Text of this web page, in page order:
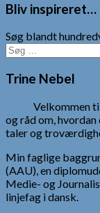
Bliv inspireret…
Søg blandt
Søg
efter:
Trine Nebel
Velkommen
og råd om,
taler og
Min faglige
(AAU), en
Medie- og
linjefag i dansk.